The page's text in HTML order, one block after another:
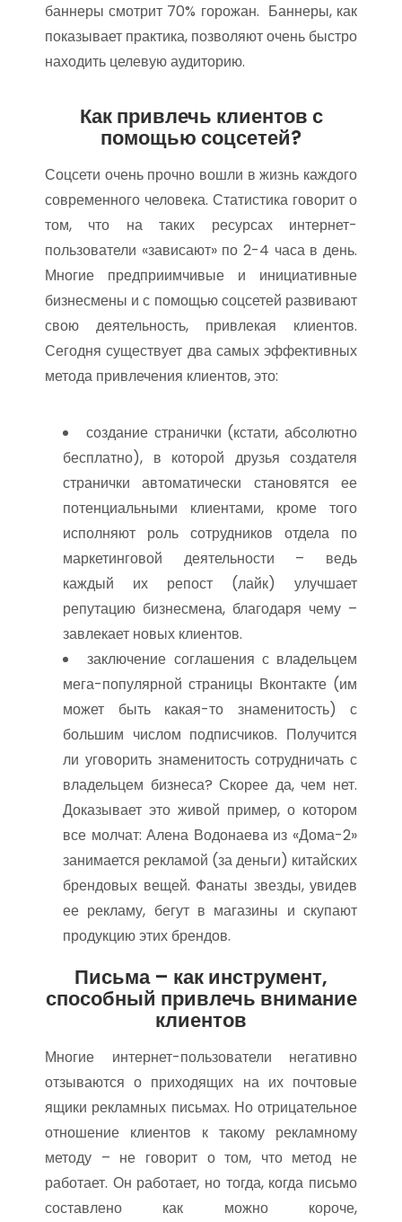
баннеры смотрит 70% горожан. Баннеры, как
показывает практика, позволяют очень быстро
находить целевую аудиторию.
Как привлечь клиентов с
помощью соцсетей?
Соцсети очень прочно вошли в жизнь каждого
современного человека. Статистика говорит о
том, что на таких ресурсах интернет-
пользователи «зависают» по 2-4 часа в день.
Многие предприимчивые и инициативные
бизнесмены и с помощью соцсетей развивают
свою деятельность, привлекая клиентов.
Сегодня существует два самых эффективных
метода привлечения клиентов, это:
создание странички (кстати, абсолютно
бесплатно), в которой друзья создателя
странички автоматически становятся ее
потенциальными клиентами, кроме того
исполняют роль сотрудников отдела по
маркетинговой деятельности – ведь
каждый их репост (лайк) улучшает
репутацию бизнесмена, благодаря чему –
завлекает новых клиентов.
заключение соглашения с владельцем
мега-популярной страницы Вконтакте (им
может быть какая-то знаменитость) с
большим числом подписчиков. Получится
ли уговорить знаменитость сотрудничать с
владельцем бизнеса? Скорее да, чем нет.
Доказывает это живой пример, о котором
все молчат: Алена Водонаева из «Дома-2»
занимается рекламой (за деньги) китайских
брендовых вещей. Фанаты звезды, увидев
ее рекламу, бегут в магазины и скупают
продукцию этих брендов.
Письма – как инструмент,
способный привлечь внимание
клиентов
Многие интернет-пользователи негативно
отзываются о приходящих на их почтовые
ящики рекламных письмах. Но отрицательное
отношение клиентов к такому рекламному
методу – не говорит о том, что метод не
работает. Он работает, но тогда, когда письмо
составлено как можно короче,